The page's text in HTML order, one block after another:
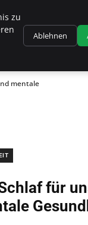
mentale
für
zu
Ablehnen